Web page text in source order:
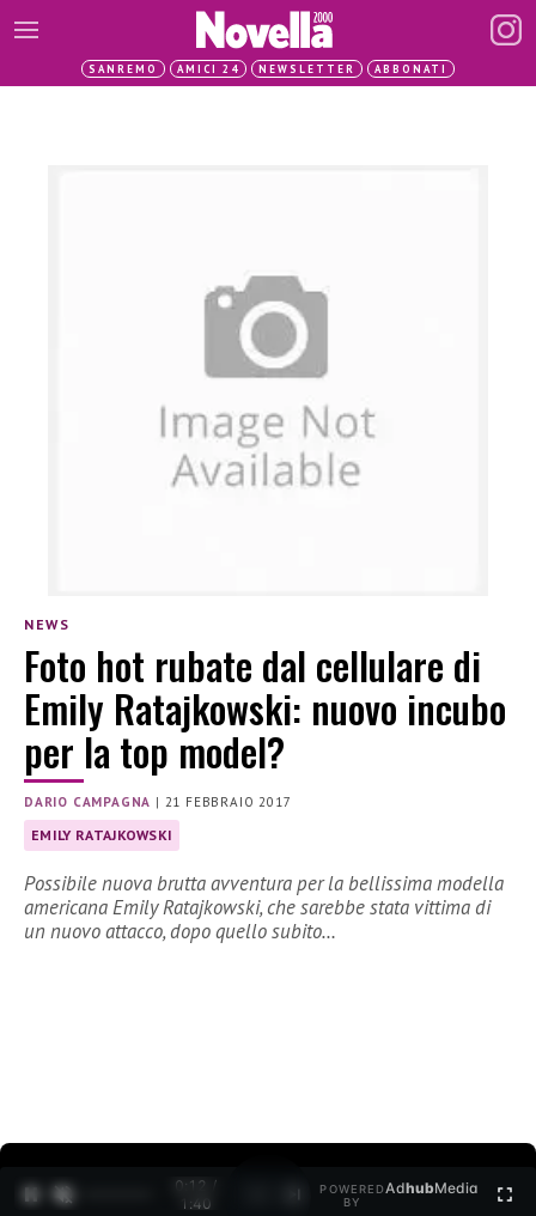
SANREMO AMICI 24 NEWSLETTER ABBONATI
NEWS
Foto hot rubate dal cellulare di
Emily Ratajkowski: nuovo incubo
per la top model?
DARIO CAMPAGNA | 21 FEBBRAIO 2017
EMILY RATAJKOWSKI
Possibile nuova brutta avventura per la bellissima modella
americana Emily Ratajkowski, che sarebbe stata vittima di
un nuovo attacco, dopo quello subito…
0:12 /
1:40
POWERED
BY
AdhubMedia